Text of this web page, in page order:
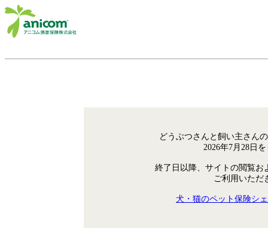
どうぶつさんと飼い主さん
2026年7月28日
終了日以降、サイトの閲覧お
ご利用いただ
犬・猫のペット保険シ